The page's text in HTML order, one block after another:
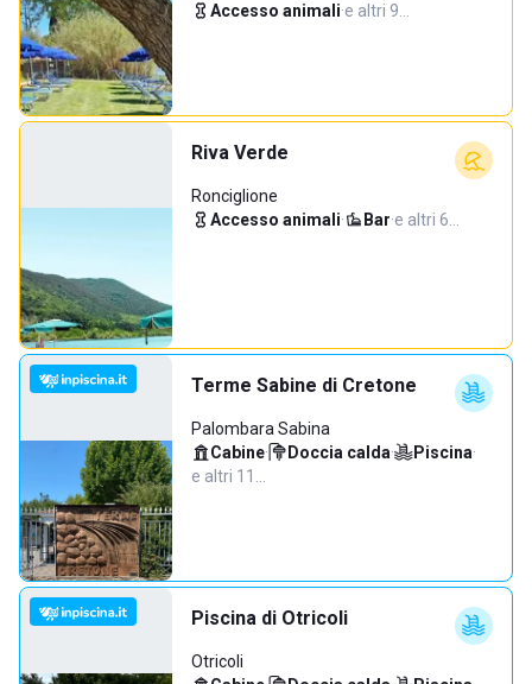
Accesso animali·e altri 9…
Riva Verde
Ronciglione
Accesso animali· Bar·e altri 6…
Terme Sabine di Cretone
Palombara Sabina
Cabine· Doccia calda· Piscina·
e altri 11…
Piscina di Otricoli
Otricoli